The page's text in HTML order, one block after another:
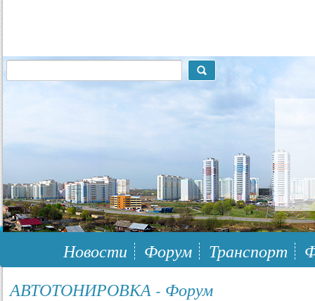
117148, г.Москва, ЮЗАО, муниципальный район Южное Бутово
Новости Форум Транспорт
АВТОТОНИРОВКА - Форум